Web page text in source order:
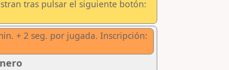
tras pulsar el siguiente botón:
+ 2 seg. por jugada. Inscripción: